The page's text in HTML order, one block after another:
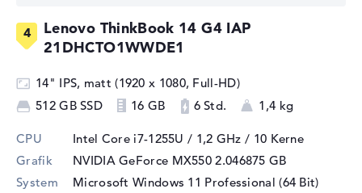
Lenovo ThinkBook 14 G4 IAP
21DHCTO1WWDE1
14" IPS, matt (1920 x 1080, Full-HD)
512 GB SSD
16 GB 6 Std. 1,4 kg
CPU Intel Core i7-1255U / 1,2 GHz / 10 Kerne
Grafik
NVIDIA GeForce MX550 2.046875 GB
System
Microsoft Windows 11 Professional (64 Bit)